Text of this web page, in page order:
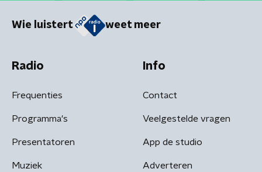
Wie luistert weet meer
Radio
Frequenties
Programma's
Presentatoren
Muziek
Info
Contact
Veelgestelde vragen
App de studio
Adverteren